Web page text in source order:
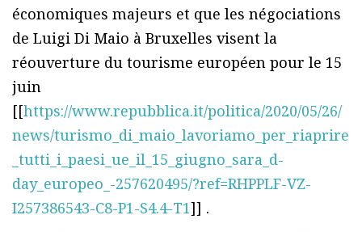
économiques majeurs et que les négociations
de Luigi Di Maio à Bruxelles visent la
réouverture du tourisme européen pour le 15
juin
[[https://www.repubblica.it/politica/2020/05/26/
news/turismo_di_maio_lavoriamo_per_riaprire
_tutti_i_paesi_ue_il_15_giugno_sara_d-
day_europeo_-257620495/?ref=RHPPLF-VZ-
I257386543-C8-P1-S4.4-T1]] .